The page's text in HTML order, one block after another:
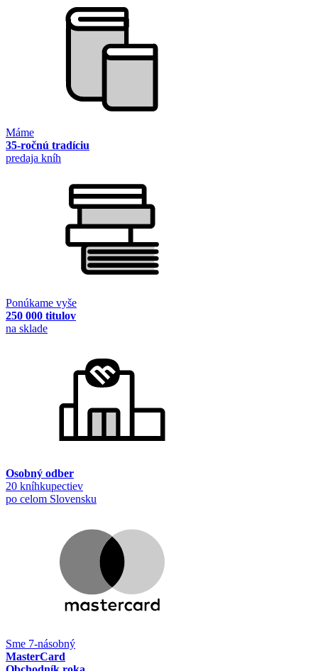
Máme
35-ročnú tradíciu
predaja kníh
Ponúkame vyše
250 000 titulov
na sklade
Osobný odber
20 kníhkupectiev
po celom Slovensku
Sme 7-násobný
MasterCard